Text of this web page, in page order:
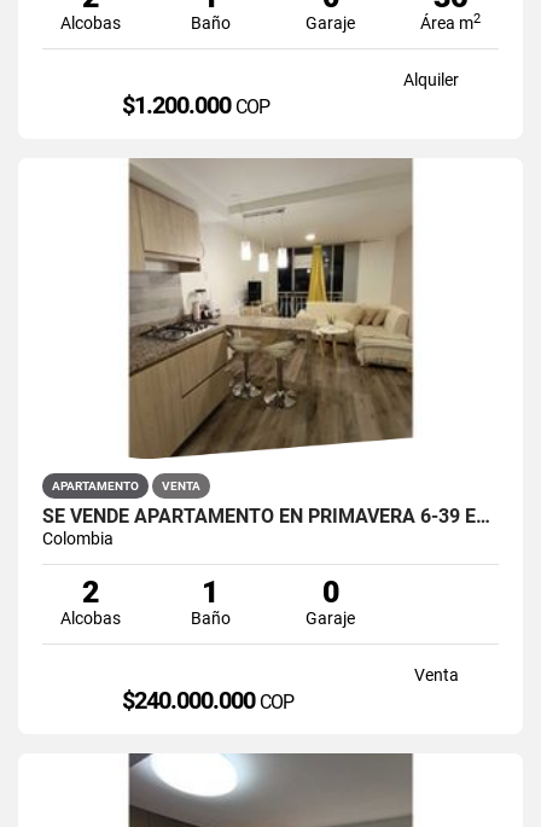
Alcobas Baño Garaje Área m2
Alquiler
$1.200.000 COP
APARTAMENTO VENTA
SE VENDE APARTAMENTO EN PRIMAVERA 6-39 ET 2 PUENTE ARANDA
Colombia
2
Alcobas
1
Baño
0
Garaje
Venta
$240.000.000 COP